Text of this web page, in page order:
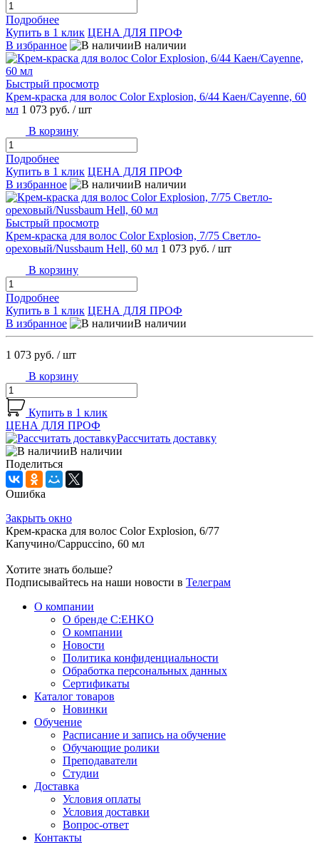
Подробнее
Купить в 1 клик ЦЕНА ДЛЯ ПРОФ
В избранное
В наличии
Быстрый просмотр
Крем-краска для волос Color Explosion, 6/44 Каен/Cayenne, 60
мл 1 073 руб. / шт
В корзину
Подробнее
Купить в 1 клик ЦЕНА ДЛЯ ПРОФ
В избранное
В наличии
Быстрый просмотр
Крем-краска для волос Color Explosion, 7/75 Светло-
ореховый/Nussbaum Hell, 60 мл 1 073 руб. / шт
В корзину
Подробнее
Купить в 1 клик ЦЕНА ДЛЯ ПРОФ
В избранное
В наличии
1 073 руб. / шт
В корзину
Купить в 1 клик
ЦЕНА ДЛЯ ПРОФ
Рассчитать доставку
В наличии
Поделиться
Ошибка
Закрыть окно
Крем-краска для волос Color Explosion, 6/77
Капучино/Cappuccino, 60 мл
Хотите знать больше?
Подписывайтесь на наши новости в Телеграм
О компании
О бренде C:EHKO
О компании
Новости
Политика конфиденциальности
Обработка персональных данных
Сертификаты
Каталог товаров
Новинки
Обучение
Расписание и запись на обучение
Обучающие ролики
Преподаватели
Студии
Доставка
Условия оплаты
Условия доставки
Вопрос-ответ
Контакты